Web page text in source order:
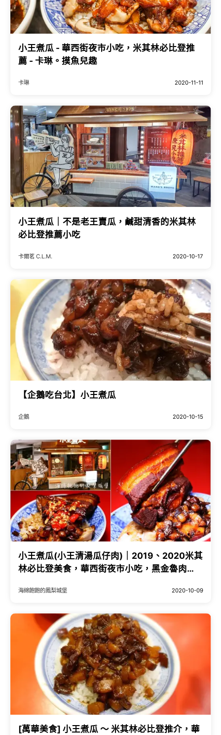
小王煮瓜 - 華西街夜市小吃，米其林必比登推
薦 - 卡琳。摸魚兒趣
卡琳 2020-11-11
小王煮瓜｜不是老王賣瓜，鹹甜清香的米其林
必比登推薦小吃
卡爾茗 C.L.M. 2020-10-17
【企鵝吃台北】小王煮瓜
企鵝 2020-10-15
小王煮瓜(小王清湯瓜仔肉)｜2019、2020米其
林必比登美食，華西街夜市小吃，黑金魯肉
海綿飽飽的鳳梨城堡 2020-10-09
[萬華美食] 小王煮瓜 ～ 米其林必比登推介，華